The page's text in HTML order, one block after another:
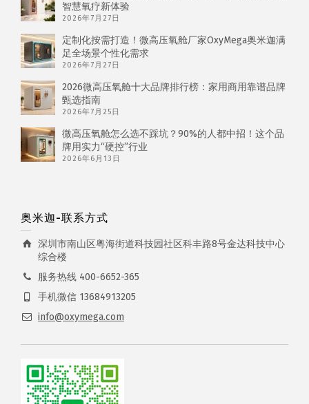
智慧氧疗新体验
2026年7月27日
定制化按需打造！微高压氧舱厂家OxyMega奥米迦满
足全场景个性化需求
2026年7月27日
2026微高压氧舱十大品牌排行榜：家用商用靠谱品牌
甄选指南
2026年7月25日
微高压氧舱怎么选不踩坑？90%的人都中招！这个品
牌用实力“硬控”行业
2026年6月13日
奥米迦-联系方式
深圳市南山区粤海街道科技园社区科丰路8号金达科技中心
综合楼
服务热线 400-6652-365
手机微信 13684913205
info@oxymega.com